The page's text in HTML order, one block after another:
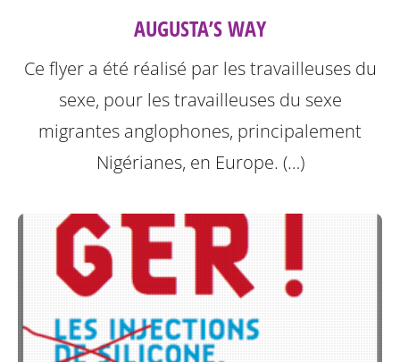
AUGUSTA’S WAY
Ce flyer a été réalisé par les travailleuses du
sexe, pour les travailleuses du sexe
migrantes anglophones, principalement
Nigérianes, en Europe. (…)